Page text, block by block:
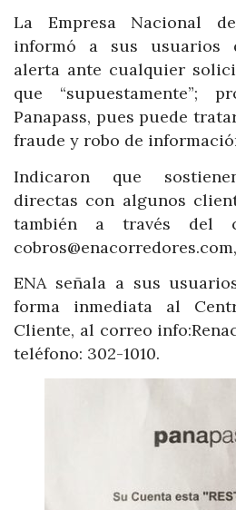
La Empresa Nacional
informó a sus usuarios
alerta ante cualquier
que “supuestamente”;
Panapass, pues puede
fraude y robo de
Indicaron que
directas con algunos
también a través del
ENA señala a sus
forma inmediata al
Cliente, al correo
teléfono: 302-1010.